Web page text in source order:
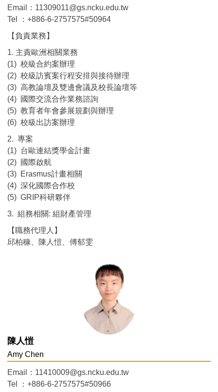
Email：11309011@gs.ncku.edu.tw
Tel ：+886-6-2757575#50964
【負責業務】
1. 主責歐洲相關業務
(1) 校級合約案辦理
(2) 校級訪賓案行程安排與接待辦理
(3) 高教論壇及雙邊會議及校長論壇等
(4) 國際交流合作業務諮詢
(5) 教育者年會參展規劃與辦理
(6) 校級出訪案辦理
2. 專案
(1) 台歐連結獎學金計畫
(2) 國際啟航
(3) Erasmus計畫相關
(4) 深化國際合作校
(5) GRIP科研夥伴
3. 組務相關: 組財產管理
【職務代理人】
邱柏穅、陳人愷、傅郁雯
陳人愷
Amy Chen
Email：11410009@gs.ncku.edu.tw
Tel ：+886-6-2757575#50966